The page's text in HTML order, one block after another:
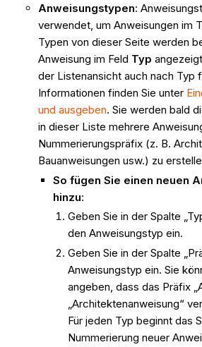
Anweisungstypen:
verwendet, um Anweisungen im
Typen von dieser Seite werden
Anweisung im Feld Typ
der Listenansicht auch nach Typ
Informationen finden Sie unter
und ausgeben. Sie werden bald
in dieser Liste mehrere
Nummerierungspräfix (z. B.
Bauanweisungen usw.) zu
So fügen Sie einen neuen
hinzu:
Geben Sie in der Spalte
den Anweisungstyp ein.
Geben Sie in der Spalte
Anweisungstyp ein. Sie
angeben, dass das Präfix
„Architektenanweisung“
Für jeden Typ beginnt das
Nummerierung neuer